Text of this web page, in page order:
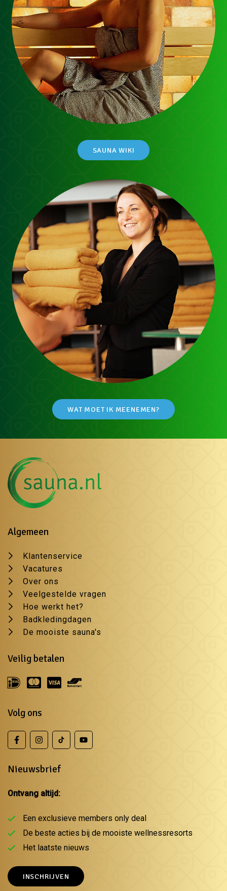
SAUNA WIKI
WAT MOET IK MEENEMEN?
Algemeen
Klantenservice
Vacatures
Over ons
Veelgestelde vragen
Hoe werkt het?
Badkledingdagen
De mooiste sauna's
Veilig betalen
Volg ons
Nieuwsbrief
Ontvang altijd:
Een exclusieve members only deal
De beste acties bij de mooiste wellnessresorts
Het laatste nieuws
INSCHRIJVEN